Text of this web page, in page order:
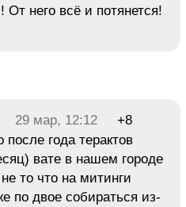
него всё и потянется!
29 мар, 12:12
+8
после года терактов
вате в нашем городе
то что на митинги
по двое собираться из-